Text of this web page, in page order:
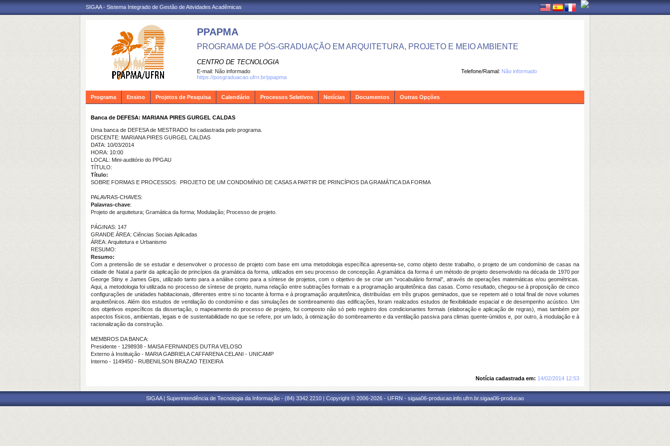
SIGAA - Sistema Integrado de Gestão de Atividades Acadêmicas
PPAPMA
PROGRAMA DE PÓS-GRADUAÇÃO EM ARQUITETURA, PROJETO E MEIO AMBIENTE
CENTRO DE TECNOLOGIA
Telefone/Ramal: Não informado
E-mail: Não informado
https://posgraduacao.ufrn.br/ppapma
Programa Ensino Projetos de Pesquisa Calendário Processos Seletivos Notícias Documentos Outras Opções
Banca de DEFESA: MARIANA PIRES GURGEL CALDAS
Uma banca de DEFESA de MESTRADO foi cadastrada pelo programa.
DISCENTE: MARIANA PIRES GURGEL CALDAS
DATA: 10/03/2014
HORA: 10:00
LOCAL: Mini-auditório do PPGAU
TÍTULO:
Título:
SOBRE FORMAS E PROCESSOS: PROJETO DE UM CONDOMÍNIO DE CASAS A PARTIR DE PRINCÍPIOS DA GRAMÁTICA DA FORMA
PALAVRAS-CHAVES:
Palavras-chave:
Projeto de arquitetura; Gramática da forma; Modulação; Processo de projeto.
PÁGINAS: 147
GRANDE ÁREA: Ciências Sociais Aplicadas
ÁREA: Arquitetura e Urbanismo
RESUMO:
Resumo:
Com a pretensão de se estudar e desenvolver o processo de projeto com base em uma metodologia específica apresenta-se, como objeto deste trabalho, o projeto de um condomínio de casas na
cidade de Natal a partir da aplicação de princípios da gramática da forma, utilizados em seu processo de concepção. A gramática da forma é um método de projeto desenvolvido na década de 1970 por
George Stiny e James Gips, utilizado tanto para a análise como para a síntese de projetos, com o objetivo de se criar um “vocabulário formal”, através de operações matemáticas e/ou geométricas.
Aqui, a metodologia foi utilizada no processo de síntese de projeto, numa relação entre subtrações formais e a programação arquitetônica das casas. Como resultado, chegou-se à proposição de cinco
configurações de unidades habitacionais, diferentes entre si no tocante à forma e à programação arquitetônica, distribuídas em três grupos geminados, que se repetem até o total final de nove volumes
arquitetônicos. Além dos estudos de ventilação do condomínio e das simulações de sombreamento das edificações, foram realizados estudos de flexibilidade espacial e de desempenho acústico. Um
dos objetivos específicos da dissertação, o mapeamento do processo de projeto, foi composto não só pelo registro dos condicionantes formais (elaboração e aplicação de regras), mas também por
aspectos físicos, ambientais, legais e de sustentabilidade no que se refere, por um lado, à otimização do sombreamento e da ventilação passiva para climas quente-úmidos e, por outro, à modulação e à
racionalização da construção.
MEMBROS DA BANCA:
Presidente - 1298938 - MAISA FERNANDES DUTRA VELOSO
Externo à Instituição - MARIA GABRIELA CAFFARENA CELANI - UNICAMP
Interno - 1149450 - RUBENILSON BRAZAO TEIXEIRA
Notícia cadastrada em: 14/02/2014 12:53
SIGAA | Superintendência de Tecnologia da Informação - (84) 3342 2210 | Copyright © 2006-2026 - UFRN - sigaa06-producao.info.ufrn.br.sigaa06-producao